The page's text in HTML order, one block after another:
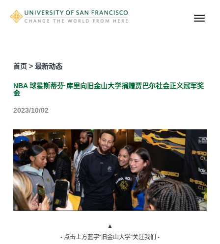
首页 > 最新动态
NBA 球星斯蒂芬·库里向旧金山大学捐赠贾巴尔社会正义冠军奖
金
2023/10/02
▲
- 点击上方蓝字“旧金山大学”关注我们 -